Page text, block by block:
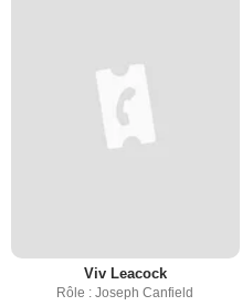
Viv Leacock
Rôle : Joseph Canfield